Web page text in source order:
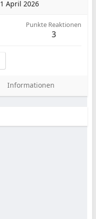
1 April 2026
Punkte Reaktionen
3
Informationen